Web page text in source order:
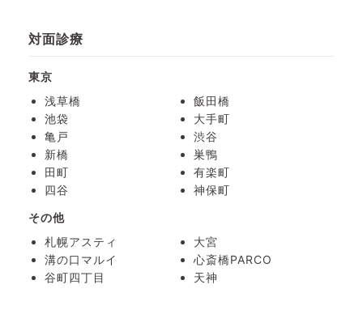
対面診療
東京
浅草橋
飯田橋
池袋
大手町
亀戸
渋谷
新橋
巣鴨
田町
有楽町
四谷
神保町
その他
札幌アスティ
大宮
溝の口マルイ
心斎橋PARCO
谷町四丁目
天神